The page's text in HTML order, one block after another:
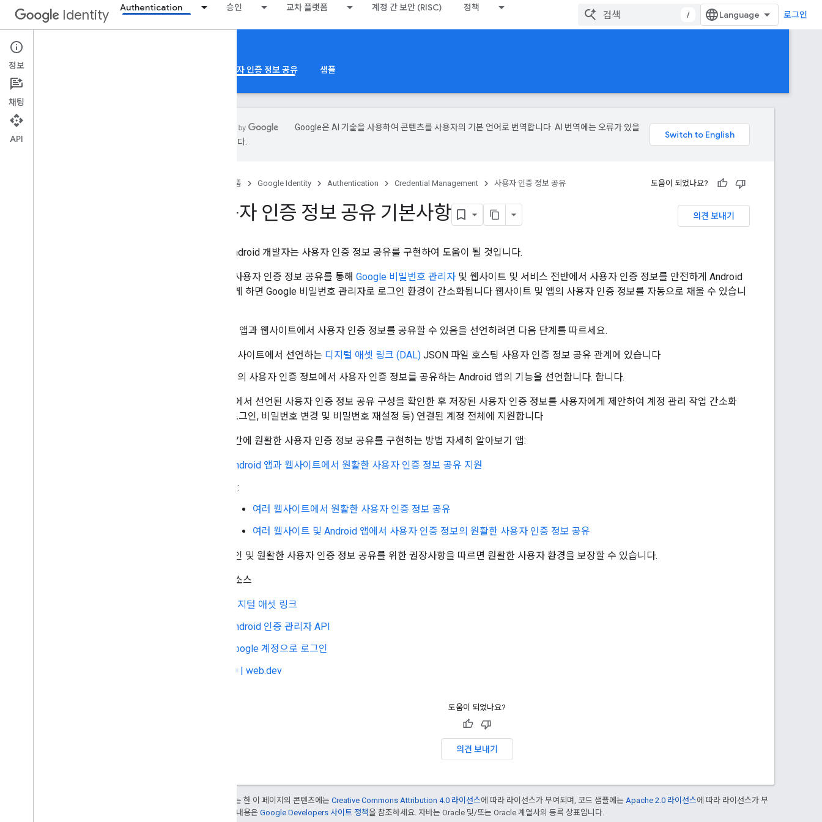
Identity Authentication 승인 교차 플랫폼 계정 간 보안 (RISC) 정책
/ 로그인
Credential Management
Google 계정으로 로그인 사용자 인증 정보 공유 샘플
Google은 AI 기술을 사용하여 콘텐츠를 사용자의 기본 언어로 번역합니다. AI 번역에는 오류가 있을
수 있습니다.
제품 Google Identity Authentication Credential Management 사용자 인증 정보 공유 도움이 되었나요?
의견 보내기
사용자 인증 정보 공유 기본사항
웹 및 Android 개발자는 사용자 인증 정보 공유를 구현하여 도움이 될 것입니다.
원활한 사용자 인증 정보 공유를 통해 Google 비밀번호 관리자 및 웹사이트 및 서비스 전반에서 사용자 인증 정보를 안전하게 Android
앱 이렇게 하면 Google 비밀번호 관리자로 로그인 환경이 간소화됩니다 웹사이트 및 앱의 사용자 인증 정보를 자동으로 채울 수 있습니
Android 앱과 웹사이트에서 사용자 인증 정보를 공유할 수 있음을 선언하려면 다음 단계를 따르세요.
웹사이트에서 선언하는 디지털 애셋 링크 (DAL) JSON 파일 호스팅 사용자 인증 정보 공유 관계에 있습니다
앱의 사용자 인증 정보에서 사용자 인증 정보를 공유하는 Android 앱의 기능을 선언합니다. 합니다.
Google에서 선언된 사용자 인증 정보 공유 구성을 확인한 후 저장된 사용자 인증 정보를 사용자에게 제안하여 계정 관리 작업 간소화
(가입, 로그인, 비밀번호 변경 및 비밀번호 재설정 등) 연결된 계정 전체에 지원합니다
사이트 간에 원활한 사용자 인증 정보 공유를 구현하는 방법 자세히 알아보기 앱:
Android 앱과 웹사이트에서 원활한 사용자 인증 정보 공유 지원
예:
여러 웹사이트에서 원활한 사용자 인증 정보 공유
여러 웹사이트 및 Android 앱에서 사용자 인증 정보의 원활한 사용자 인증 정보 공유
웹 디자인 및 원활한 사용자 인증 정보 공유를 위한 권장사항을 따르면 원활한 사용자 환경을 보장할 수 있습니다.
추가 리소스
디지털 애셋 링크
Android 인증 관리자 API
Google 계정으로 로그인
ID | web.dev
도움이 되었나요?
의견 보내기
달리 명시되지 않는 한 이 페이지의 콘텐츠에는 Creative Commons Attribution 4.0 라이선스에 따라 라이선스가 부여되며, 코드 샘플에는 Apache 2.0 라이선스에 따라 라이선스가 부
여됩니다. 자세한 내용은 Google Developers 사이트 정책을 참조하세요. 자바는 Oracle 및/또는 Oracle 계열사의 등록 상표입니다.
정보
채팅
API